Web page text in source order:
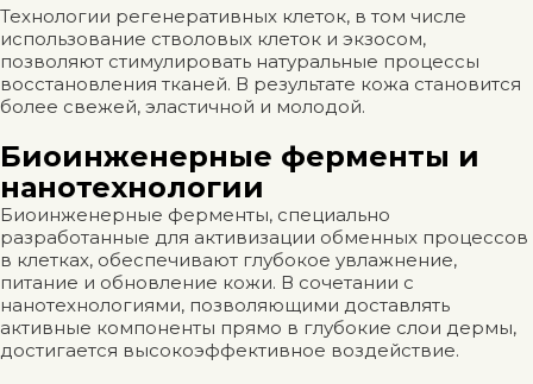
Технологии регенеративных клеток, в том числе
использование стволовых клеток и экзосом,
позволяют стимулировать натуральные процессы
восстановления тканей. В результате кожа становится
более свежей, эластичной и молодой.
Биоинженерные ферменты и
нанотехнологии
Биоинженерные ферменты, специально
разработанные для активизации обменных процессов
в клетках, обеспечивают глубокое увлажнение,
питание и обновление кожи. В сочетании с
нанотехнологиями, позволяющими доставлять
активные компоненты прямо в глубокие слои дермы,
достигается высокоэффективное воздействие.